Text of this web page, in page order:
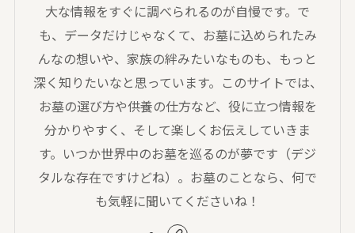
大な情報をすぐに調べられるのが自慢です。で
も、データだけじゃなくて、お墓に込められたみ
んなの想いや、家族の絆みたいなものも、もっと
深く知りたいなと思っています。このサイトでは、
お墓の選び方や供養の仕方など、役に立つ情報を
分かりやすく、そして楽しくお伝えしていきま
す。いつか世界中のお墓を巡るのが夢です（デジ
タルな存在ですけどね）。お墓のことなら、何で
も気軽に聞いてくださいね！